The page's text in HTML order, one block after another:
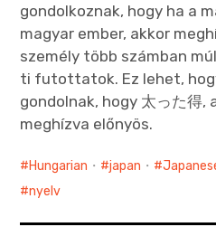
gondolkoznak, hogy ha a
magyar ember, akkor
személy több számban
ti futottatok. Ez lehet,
gondolnak, hogy 太った得,
meghízva előnyös.
Hungarian ・ japan ・
nyelv